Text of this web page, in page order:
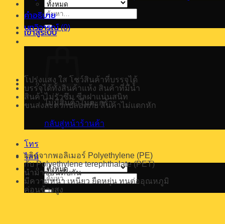
ค้นหา:
เข้าสู่ระบบ
ไม่มีสินค้าในตะกร้า
กลับสู่หน้าร้านค้า
โทร
ไลน์
ค้นหา:
คำอธิบาย
บทวิจารณ์ (0)
โปร่งแสง ใส โชว์สินค้าที่บรรจุได้
บรรจุได้ทั้งสินค้าแห้ง สินค้าที่มีน้ำ
สินค้าไม่รัวซึม ซีลฝาแน่นสนิท
ขนส่งสะดวกปลอดภัย สินค้าไม่แตกหัก
ผลิตจากพอลิเมอร์ Polyethylene (PE)
กับ Polyethylene terephthalate (PET)
นำมาซ้อนทับกัน
มีความหนา เหนียว ยืดหยุ่น ทนต่ออุณหภูมิ
ค่อนข้างสูง